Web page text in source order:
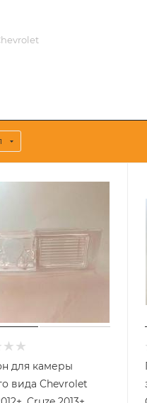
для камеры
вида Chevrolet